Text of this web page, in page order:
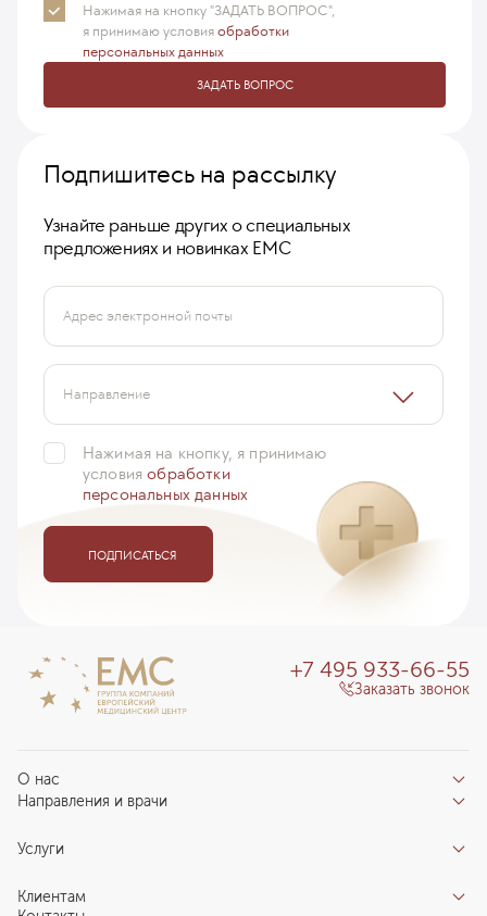
Нажимая на кнопку "ЗАДАТЬ ВОПРОС",
я принимаюусловияобработки
персональных данных
ЗАДАТЬ ВОПРОС
Подпишитесь на рассылку
Узнайте раньше других о специальных
предложениях и новинках ЕМС
Адрес электронной почты
Направление
Нажимая на кнопку, я принимаю
условияобработки
персональных данных
ПОДПИСАТЬСЯ
О нас
Отзывы пациентов
О клинике
Новости
Направления и врачи
Направления
Центры компетенций
Услуги
Индивидуальный план здоровья
Клиентам
+7 495 933-66-55
Заказать звонок